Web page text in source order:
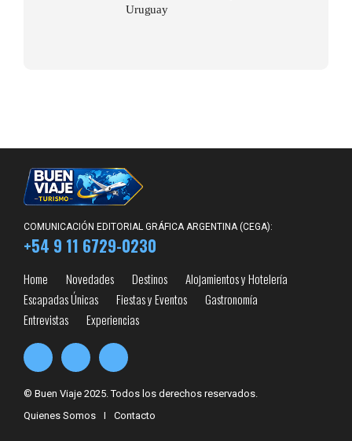
Uruguay
COMUNICACIÓN EDITORIAL GRÁFICA ARGENTINA (CEGA):
+54 9 11 6729-0230
Home Novedades Destinos
Alojamientos y Hotelería
Escapadas Únicas
Fiestas y Eventos
Gastronomía
Entrevistas
Experiencias
© Buen Viaje 2025. Todos los derechos reservados.
Quienes Somos
I Contacto